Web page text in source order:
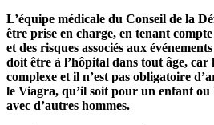
L’équipe médicale du Conseil de la
être prise en charge, en tenant
et des risques associés aux
doit être à l’hôpital dans tout âge, car
complexe et il n’est pas obligatoire
le Viagra, qu’il soit pour un enfant ou
avec d’autres hommes.